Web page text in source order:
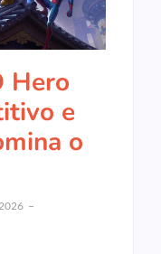
Hero
e
o